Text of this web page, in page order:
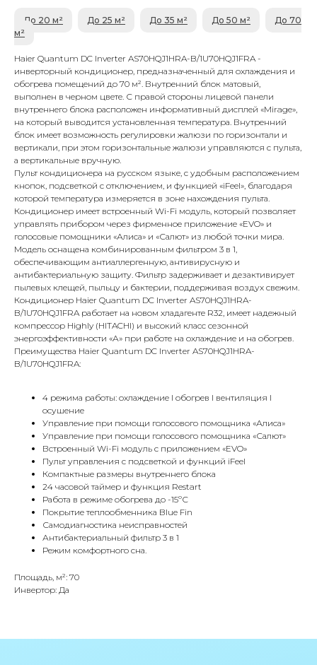
До 20 м² До 25 м² До 35 м² До 50 м²
До 70
м²
Haier Quantum DC Inverter AS70HQJ1HRA-B/1U70HQJ1FRA -
инверторный кондиционер, предназначенный для охлаждения и
обогрева помещений до 70 м². Внутренний блок матовый,
выполнен в черном цвете. С правой стороны лицевой панели
внутреннего блока расположен информативный дисплей «Mirage»,
на который выводится установленная температура. Внутренний
блок имеет возможность регулировки жалюзи по горизонтали и
вертикали, при этом горизонтальные жалюзи управляются с пульта,
а вертикальные вручную.
Пульт кондиционера на русском языке, с удобным расположением
кнопок, подсветкой с отключением, и функцией «iFeel», благодаря
которой температура измеряется в зоне нахождения пульта.
Кондиционер имеет встроенный Wi-Fi модуль, который позволяет
управлять прибором через фирменное приложение «EVO» и
голосовые помощники «Алиса» и «Салют» из любой точки мира.
Модель оснащена комбинированным фильтром 3 в 1,
обеспечивающим антиаллергенную, антивирусную и
антибактериальную защиту. Фильтр задерживает и дезактивирует
пылевых клещей, пыльцу и бактерии, поддерживая воздух свежим.
Кондиционер Haier Quantum DC Inverter AS70HQJ1HRA-
B/1U70HQJ1FRA работает на новом хладагенте R32, имеет надежный
компрессор Highly (HITACHI) и высокий класс сезонной
энергоэффективности «А» при работе на охлаждение и на обогрев.
Преимущества Haier Quantum DC Inverter AS70HQJ1HRA-
B/1U70HQJ1FRA:
4 режима работы: охлаждение I обогрев I вентиляция I
осушение
Управление при помощи голосового помощника «Алиса»
Управление при помощи голосового помощника «Салют»
Встроенный Wi-Fi модуль с приложением «EVO»
Пульт управления с подсветкой и функций iFeel
Компактные размеры внутреннего блока
24 часовой таймер и функция Restart
Работа в режиме обогрева до -15ºС
Покрытие теплообменника Blue Fin
Самодиагностика неисправностей
Антибактериальный фильтр 3 в 1
Режим комфортного сна.
Площадь, м²: 70
Инвертор: Да
Г.Москва Волоколамское шоссе,
71/22к2
Пн-вс с 9:00 до 18:00
Телефон
8 495 233-79-79
iceicemarket@yandex.ru
8 985 233-79-79
КОНТАКТЫ